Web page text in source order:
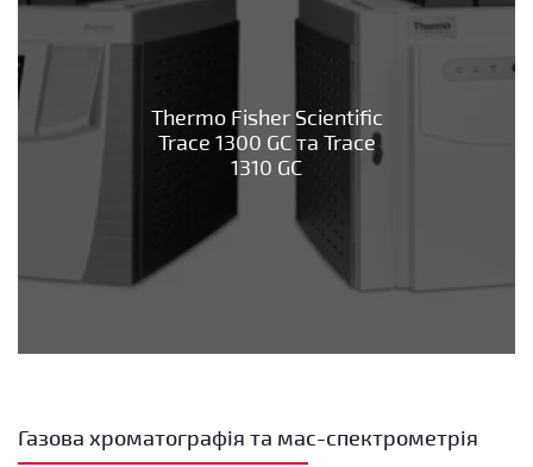
Thermo Fisher Scientific
Trace 1300 GC та Trace
1310 GC
Газова хроматографія та мас-спектрометрія